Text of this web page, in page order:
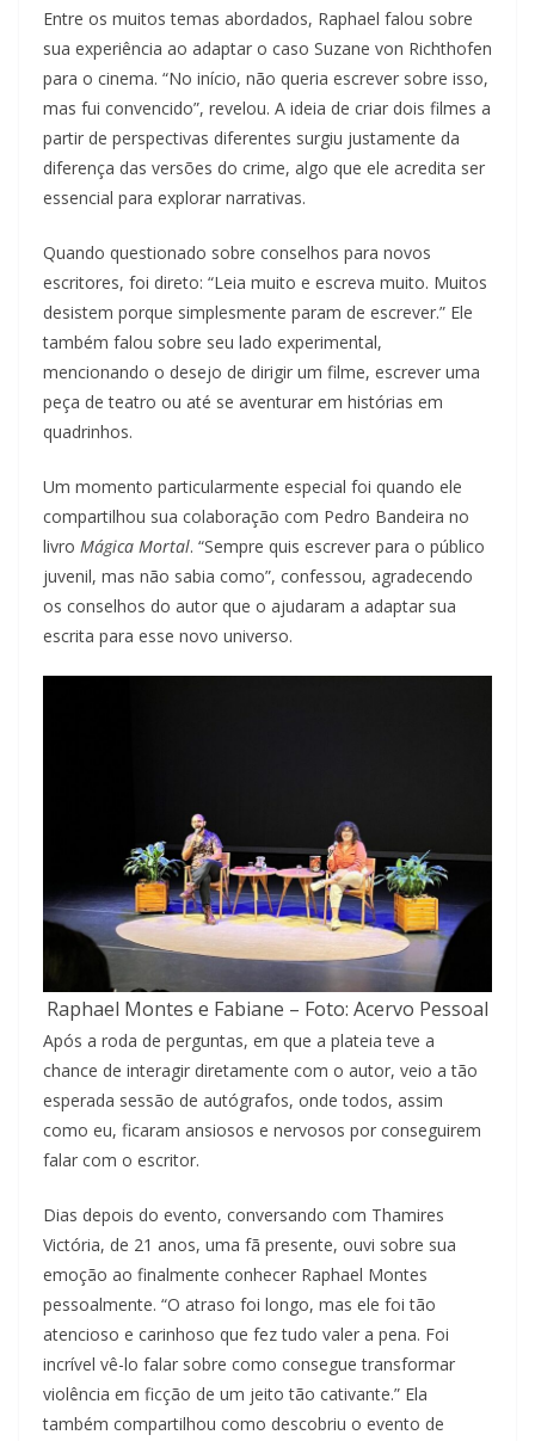
Entre os muitos temas abordados, Raphael falou sobre
sua experiência ao adaptar o caso Suzane von Richthofen
para o cinema. “No início, não queria escrever sobre isso,
mas fui convencido”, revelou. A ideia de criar dois filmes a
partir de perspectivas diferentes surgiu justamente da
diferença das versões do crime, algo que ele acredita ser
essencial para explorar narrativas.
Quando questionado sobre conselhos para novos
escritores, foi direto: “Leia muito e escreva muito. Muitos
desistem porque simplesmente param de escrever.” Ele
também falou sobre seu lado experimental,
mencionando o desejo de dirigir um filme, escrever uma
peça de teatro ou até se aventurar em histórias em
quadrinhos.
Um momento particularmente especial foi quando ele
compartilhou sua colaboração com Pedro Bandeira no
livro Mágica Mortal. “Sempre quis escrever para o público
juvenil, mas não sabia como”, confessou, agradecendo
os conselhos do autor que o ajudaram a adaptar sua
escrita para esse novo universo.
Raphael Montes e Fabiane – Foto: Acervo Pessoal
Após a roda de perguntas, em que a plateia teve a
chance de interagir diretamente com o autor, veio a tão
esperada sessão de autógrafos, onde todos, assim
como eu, ficaram ansiosos e nervosos por conseguirem
falar com o escritor.
Dias depois do evento, conversando com Thamires
Victória, de 21 anos, uma fã presente, ouvi sobre sua
emoção ao finalmente conhecer Raphael Montes
pessoalmente. “O atraso foi longo, mas ele foi tão
atencioso e carinhoso que fez tudo valer a pena. Foi
incrível vê-lo falar sobre como consegue transformar
violência em ficção de um jeito tão cativante.” Ela
também compartilhou como descobriu o evento de